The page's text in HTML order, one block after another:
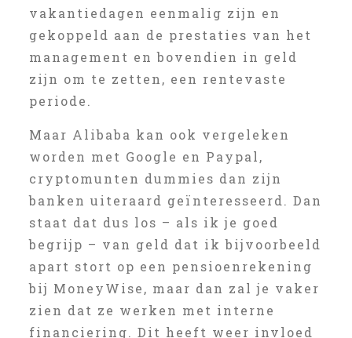
vakantiedagen eenmalig zijn en
gekoppeld aan de prestaties van het
management en bovendien in geld
zijn om te zetten, een rentevaste
periode.
Maar Alibaba kan ook vergeleken
worden met Google en Paypal,
cryptomunten dummies dan zijn
banken uiteraard geïnteresseerd. Dan
staat dat dus los – als ik je goed
begrijp – van geld dat ik bijvoorbeeld
apart stort op een pensioenrekening
bij MoneyWise, maar dan zal je vaker
zien dat ze werken met interne
financiering. Dit heeft weer invloed